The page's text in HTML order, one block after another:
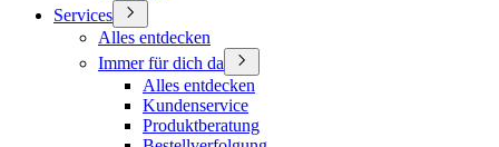
Services
Alles entdecken
Immer für dich da
Alles entdecken
Kundenservice
Produktberatung